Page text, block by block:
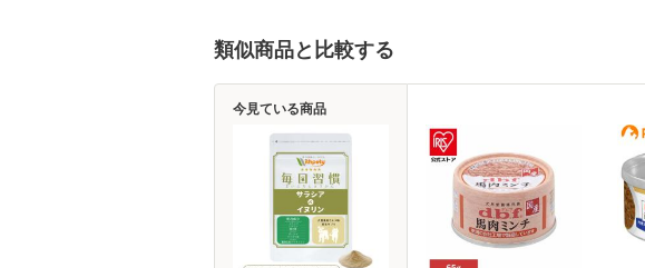
類似商品と比較する
今見ている商品